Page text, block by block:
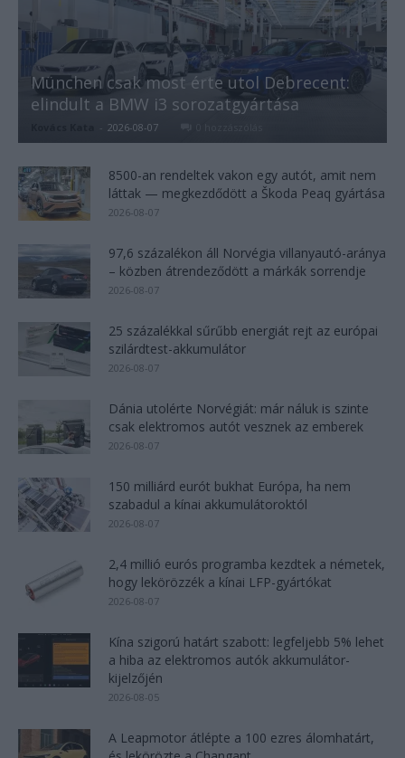
München csak most érte utol Debrecent:
elindult a BMW i3 sorozatgyártása
- 2026-08-07
8500-an rendeltek vakon egy autót, amit nem
láttak — megkezdődött a Škoda Peaq gyártása
2026-08-07
97,6 százalékon áll Norvégia villanyautó-aránya
– közben átrendeződött a márkák sorrendje
2026-08-07
25 százalékkal sűrűbb energiát rejt az európai
szilárdtest-akkumulátor
2026-08-07
Dánia utolérte Norvégiát: már náluk is szinte
csak elektromos autót vesznek az emberek
2026-08-07
150 milliárd eurót bukhat Európa, ha nem
szabadul a kínai akkumulátoroktól
2026-08-07
2,4 millió eurós programba kezdtek a németek,
hogy lekörözzék a kínai LFP-gyártókat
2026-08-07
Kína szigorú határt szabott: legfeljebb 5% lehet
a hiba az elektromos autók akkumulátor-
kijelzőjén
2026-08-05
A Leapmotor átlépte a 100 ezres álomhatárt,